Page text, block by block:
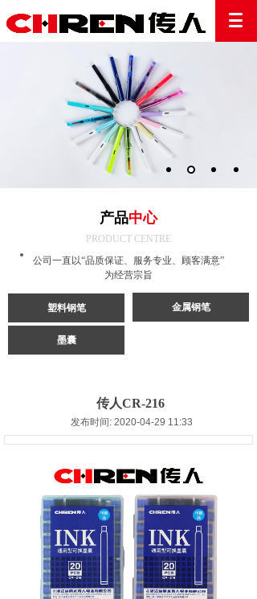
产品中心
PRODUCT CENTRE
公司一直以“品质保证、服务专业、顾客满意”
为经营宗旨
金属钢笔
塑料钢笔
墨囊
传人CR-216
发布时间: 2020-04-29 11:33